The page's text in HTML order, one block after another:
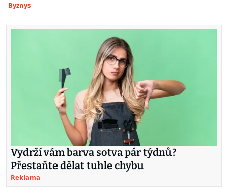
Byznys
Vydrží vám barva sotva pár týdnů?
Přestaňte dělat tuhle chybu
Reklama